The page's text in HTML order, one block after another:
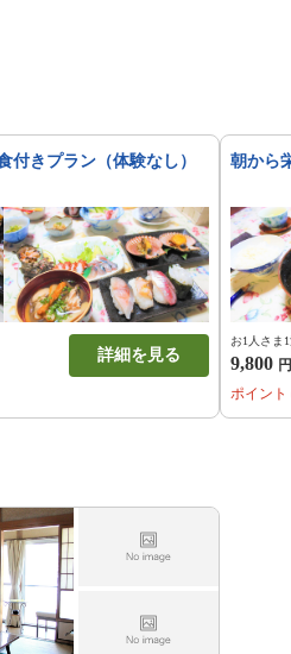
付きプラン（体験なし）
詳細を見る
朝から
お1人さま1
9,800 円
ポイント